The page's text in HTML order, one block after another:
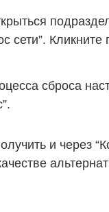
сети”. Кликните
сброса
и через